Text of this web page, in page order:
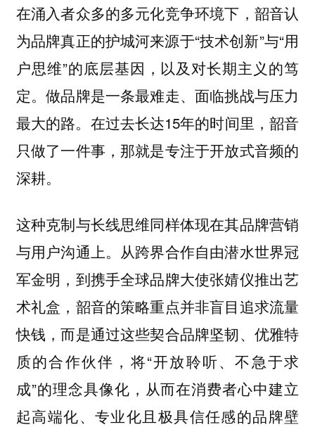
在涌入者众多的多元化竞争环境下，韶音认
为品牌真正的护城河来源于“技术创新”与“用
户思维”的底层基因，以及对长期主义的笃
定。做品牌是一条最难走、面临挑战与压力
最大的路。在过去长达15年的时间里，韶音
只做了一件事，那就是专注于开放式音频的
深耕。
这种克制与长线思维同样体现在其品牌营销
与用户沟通上。从跨界合作自由潜水世界冠
军金明，到携手全球品牌大使张婧仪推出艺
术礼盒，韶音的策略重点并非盲目追求流量
快钱，而是通过这些契合品牌坚韧、优雅特
质的合作伙伴，将“开放聆听、不急于求
成”的理念具像化，从而在消费者心中建立
起高端化、专业化且极具信任感的品牌壁